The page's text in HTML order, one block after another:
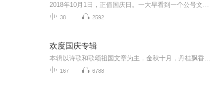
38 2592
欢度国庆专辑
167 6788